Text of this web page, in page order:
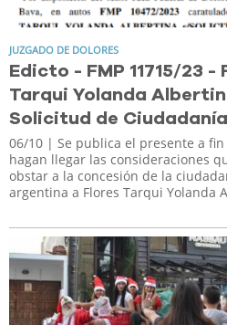
JUZGADO DE DOLORES
Edicto - FMP 11715/23 -
Tarqui Yolanda
Solicitud de Ciudadanía
06/10 | Se publica el presente a fin
hagan llegar las consideraciones
obstar a la concesión de la
argentina a Flores Tarqui Yolanda